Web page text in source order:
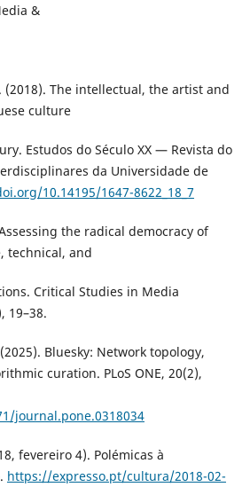
&
(2018). The intellectual, the artist and
culture
Estudos do Século XX — Revista do
da Universidade de
10.14195/1647-8622_18_7
the radical democracy of
technical, and
Critical Studies in Media
19–38.
Bluesky: Network topology,
curation. PLoS ONE, 20(2),
journal.pone.0318034
fevereiro 4). Polémicas à
https://expresso.pt/cultura/2018-02-